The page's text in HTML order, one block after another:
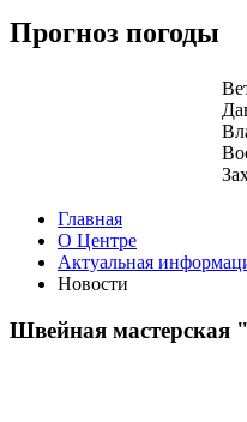
Прогноз погоды
Главная
О Центре
Актуальная
Новости
Швейная мастерская